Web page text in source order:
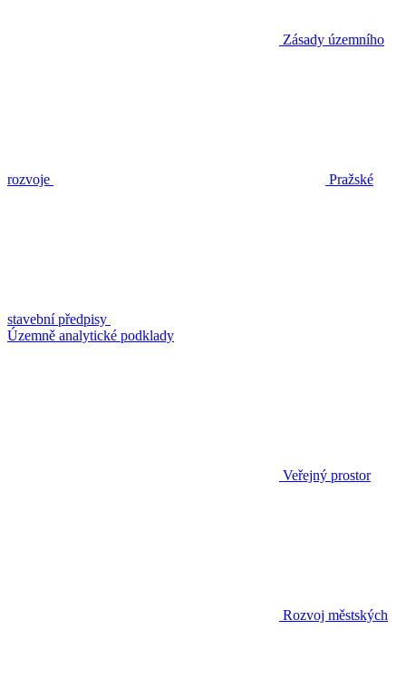
Zásady územního
rozvoje Pražské
stavební předpisy
Územně analytické podklady
Veřejný prostor
Rozvoj městských